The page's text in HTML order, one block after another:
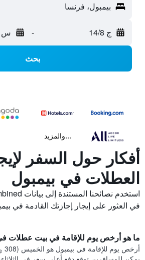
بيمبول، فرنسا
ج 14/8 - س 15/8
بحث
...والمزيد
أفكار حول السفر
العطلات في بيمبول
في العثور على إيجار إجازتك القادمة في
ما هو أرخص يوم للإقامة في بيت عطلات